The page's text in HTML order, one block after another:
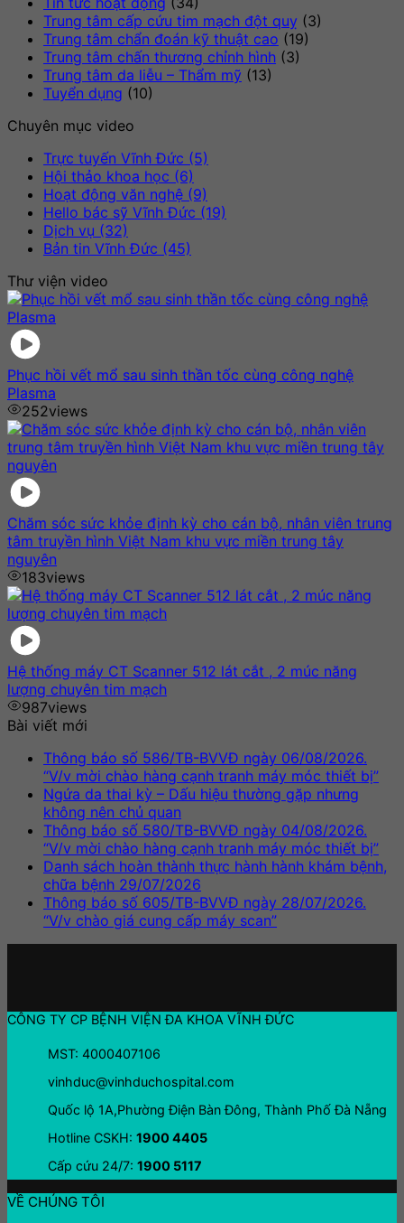
Trung tâm cấp cứu tim mạch đột quỵ (3)
Trung tâm chẩn đoán kỹ thuật cao (19)
Trung tâm chấn thương chỉnh hình (3)
Trung tâm da liễu – Thẩm mỹ (13)
Tuyển dụng (10)
Chuyên mục video
Trực tuyến Vĩnh Đức (5)
Hội thảo khoa học (6)
Hoạt động văn nghệ (9)
Hello bác sỹ Vĩnh Đức (19)
Dịch vụ (32)
Bản tin Vĩnh Đức (45)
Thư viện video
Phục hồi vết mổ sau sinh thần tốc cùng công nghệ
Plasma
252views
Chăm sóc sức khỏe định kỳ cho cán bộ, nhân viên trung
tâm truyền hình Việt Nam khu vực miền trung tây
nguyên
183views
Hệ thống máy CT Scanner 512 lát cắt , 2 múc năng
lượng chuyên tim mạch
987views
Bài viết mới
Thông báo số 586/TB-BVVĐ ngày 06/08/2026.
“V/v mời chào hàng cạnh tranh máy móc thiết bị”
Ngứa da thai kỳ – Dấu hiệu thường gặp nhưng
không nên chủ quan
Thông báo số 580/TB-BVVĐ ngày 04/08/2026.
“V/v mời chào hàng cạnh tranh máy móc thiết bị”
Danh sách hoàn thành thực hành hành khám bệnh,
chữa bệnh 29/07/2026
Thông báo số 605/TB-BVVĐ ngày 28/07/2026.
“V/v chào giá cung cấp máy scan”
CÔNG TY CP BỆNH VIỆN ĐA KHOA VĨNH ĐỨC
MST: 4000407106
vinhduc@vinhduchospital.com
Quốc lộ 1A,Phường Điện Bàn Đông, Thành Phố Đà Nẵng
Hotline CSKH: 1900 4405
Cấp cứu 24/7: 1900 5117
VỀ CHÚNG TÔI